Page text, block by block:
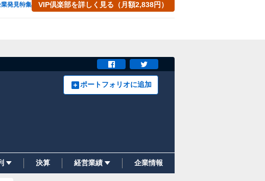
発見特集 VIP倶楽部を詳しく見る（月額2,838円）
ポートフォリオに追加
決算 経営業績 企業情報